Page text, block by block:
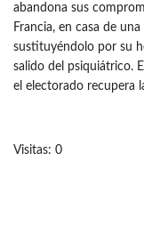
abandona sus
Francia, en casa de
sustituyéndolo por su
salido del psiquiátrico.
el electorado recupera
Visitas: 0